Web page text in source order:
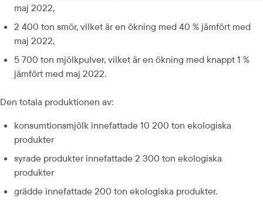
maj 2022,
2 400 ton smör, vilket är en ökning med 40 % jämfört med
maj 2022,
5 700 ton mjölkpulver, vilket är en ökning med knappt 1 %
jämfört med maj 2022.
Den totala produktionen av:
konsumtionsmjölk innefattade 10 200 ton ekologiska
produkter
syrade produkter innefattade 2 300 ton ekologiska
produkter
grädde innefattade 200 ton ekologiska produkter.